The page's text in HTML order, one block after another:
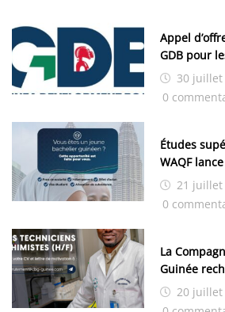
Appel
GDB pour
industrielle
30 juillet
0
Études
WAQF
bourses
21 juillet
0
La
Guinée
de Kamsar
chimistes (H/
20 juillet